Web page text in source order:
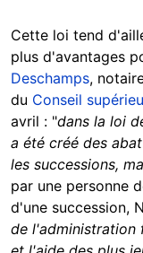
Cette loi tend
plus d'avantages
Deschamps,
du Conseil
avril : "dans la loi
a été créé des
les successions,
par une personne
d'une succession,
de l'administration